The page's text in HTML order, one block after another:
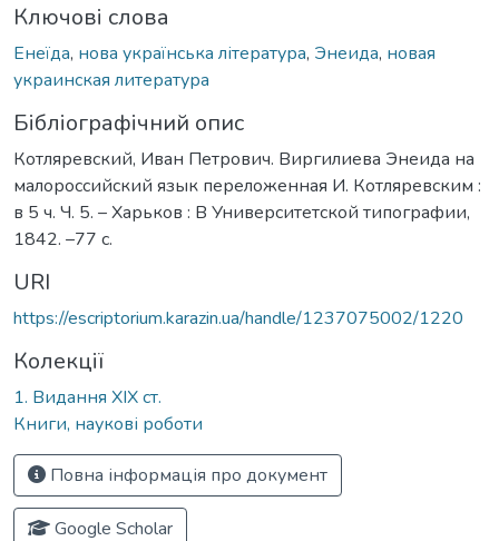
Ключові слова
Енеїда, нова українська література, Энеида, новая
украинская литература
Бібліографічний опис
Котляревский, Иван Петрович. Виргилиева Энеида на
малороссийский язык переложенная И. Котляревским :
в 5 ч. Ч. 5. – Харьков : В Университетской типографии,
1842. –77 с.
URI
https://escriptorium.karazin.ua/handle/1237075002/1220
Колекції
1. Видання ХІХ ст.
Книги, наукові роботи
Повна інформація про документ
Google Scholar